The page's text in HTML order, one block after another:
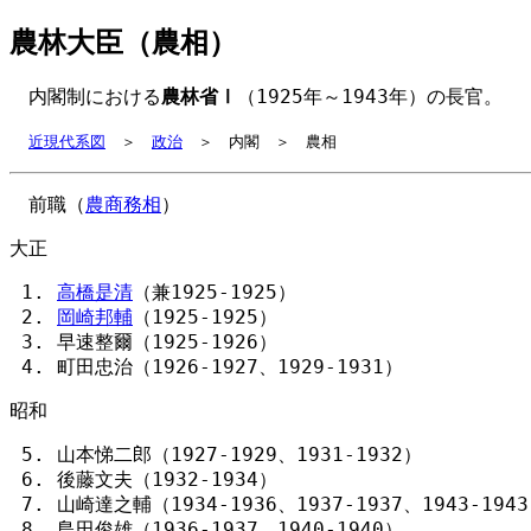
農林大臣（農相）
内閣制における農林省Ⅰ （1925年～1943年）の長官。
近現代系図 ＞ 政治 ＞ 内閣 ＞ 農相
前職（農商務相）
大正
高橋是清 （兼1925-1925）
岡崎邦輔 （1925-1925）
早速整爾（1925-1926）
町田忠治（1926-1927、1929-1931）
昭和
山本悌二郎（1927-1929、1931-1932）
後藤文夫（1932-1934）
山崎達之輔（1934-1936、1937-1937、1943-1943